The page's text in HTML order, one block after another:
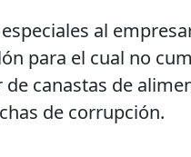
al
para el cual no
canastas de
de corrupción.